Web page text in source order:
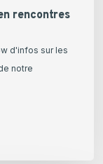
rencontres
d'infos sur les
notre